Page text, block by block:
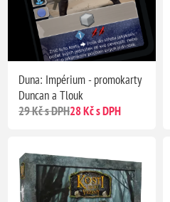
Duna: Impérium - promokarty
Duncan a Tlouk
29 Kč s DPH28 Kč s DPH